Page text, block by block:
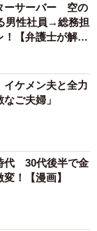
ーサーバー 空の
男性社員→総務担
！【弁護士が解
イケメン夫と全力
ご夫婦」
代 30代後半で金
！【漫画】